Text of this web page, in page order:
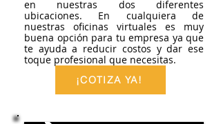
en nuestras dos diferentes
ubicaciones. En cualquiera de
nuestras oficinas virtuales es muy
buena opción para tu empresa ya que
te ayuda a reducir costos y dar ese
toque profesional que necesitas.​
¡COTIZA YA!